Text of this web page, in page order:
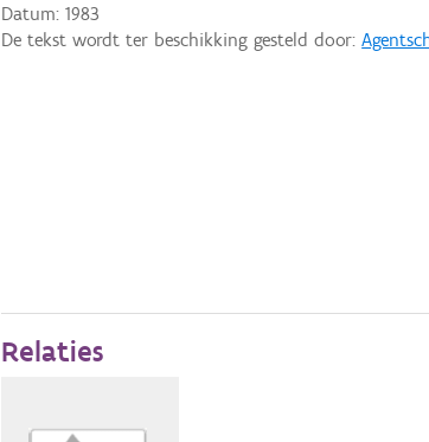
Datum:1983
De tekst wordt ter beschikking gesteld door:
Relaties